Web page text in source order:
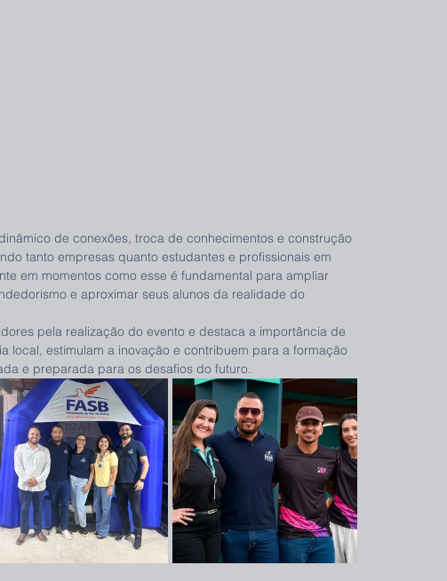
de conexões, troca de conhecimentos e construção
tanto empresas quanto estudantes e profissionais em
em momentos como esse é fundamental para ampliar
e aproximar seus alunos da realidade do
pela realização do evento e destaca a importância de
local, estimulam a inovação e contribuem para a formação
e preparada para os desafios do futuro.